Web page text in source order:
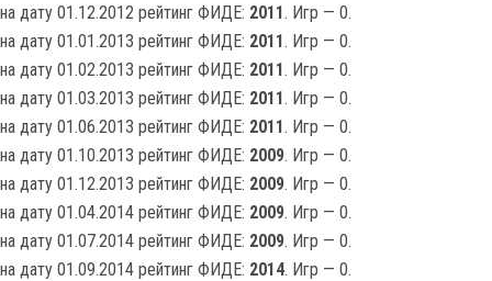
на дату 01.12.2012 рейтинг ФИДЕ: 2011. Игр — 0.
на дату 01.01.2013 рейтинг ФИДЕ: 2011. Игр — 0.
на дату 01.02.2013 рейтинг ФИДЕ: 2011. Игр — 0.
на дату 01.03.2013 рейтинг ФИДЕ: 2011. Игр — 0.
на дату 01.06.2013 рейтинг ФИДЕ: 2011. Игр — 0.
на дату 01.10.2013 рейтинг ФИДЕ: 2009. Игр — 0.
на дату 01.12.2013 рейтинг ФИДЕ: 2009. Игр — 0.
на дату 01.04.2014 рейтинг ФИДЕ: 2009. Игр — 0.
на дату 01.07.2014 рейтинг ФИДЕ: 2009. Игр — 0.
на дату 01.09.2014 рейтинг ФИДЕ: 2014. Игр — 0.